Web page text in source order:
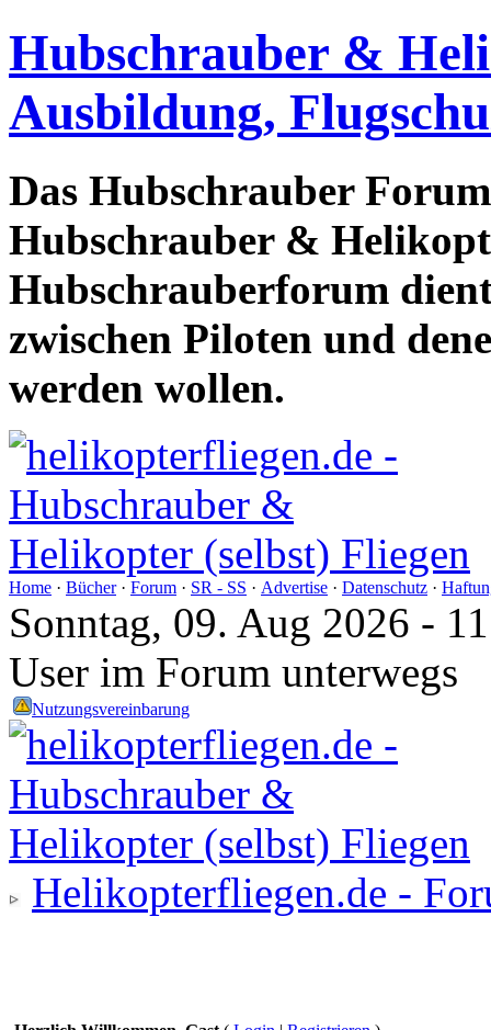
Hubschrauber &
Ausbildung,
Das Hubschrauber
Hubschrauber &
Hubschrauberforum
zwischen Piloten und
werden wollen.
Home · Bücher· Forum · SR - SS · Advertise · Datenschutz ·
Sonntag, 09. Aug 2026 -
User im Forum unterwegs
Nutzungsvereinbarung
Helikopterfliegen.de -